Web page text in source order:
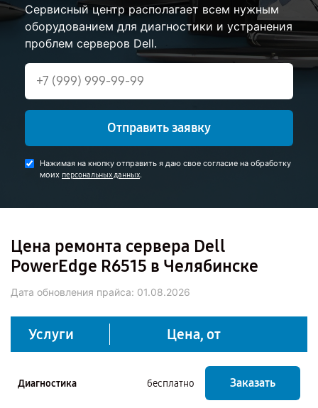
Сервисный центр располагает всем нужным
оборудованием для диагностики и устранения
проблем серверов Dell.
Отправить заявку
Нажимая на кнопку отправить я даю свое согласие на обработку
моих персональных данных.
Цена ремонта сервера Dell
PowerEdge R6515 в Челябинске
Дата обновления прайса: 01.08.2026
Услуги Цена, от
Диагностика бесплатно Заказать